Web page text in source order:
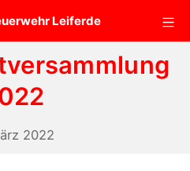
Leiferde
2022